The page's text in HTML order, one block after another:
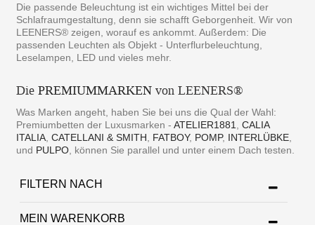
Die passende Beleuchtung ist ein wichtiges Mittel bei der
Schlafraumgestaltung, denn sie schafft Geborgenheit. Wir von
LEENERS® zeigen, worauf es ankommt. Außerdem: Die
passenden Leuchten als Objekt - Unterflurbeleuchtung,
Leselampen, LED und vieles mehr.
DiePREMIUMMARKEN von LEENERS®
Was Marken angeht, haben Sie bei uns die Qual der Wahl:
Premiumbetten der Luxusmarken -ATELIER1881 ,CALIA
ITALIA ,CATELLANI & SMITH FATBOY, POMP, INTERLÜBKE
und PULPO , können Sie parallel und unter einem Dach testen.
FILTERN NACH
MEIN WARENKORB